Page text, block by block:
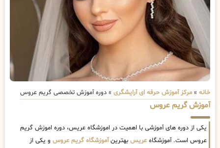
خانه » مرکز آموزش حرفه ای آرایشگری » دوره آموزش تخصصی گریم عروس
آموزش گریم عروس
یکی از دوره های آموزشی با اهمیت در اموزشگاه عریس، دوره اموزش گریم
عروس است. آموزشگاه عریس بهترینآموزشگاه گریم عروس و یکی از